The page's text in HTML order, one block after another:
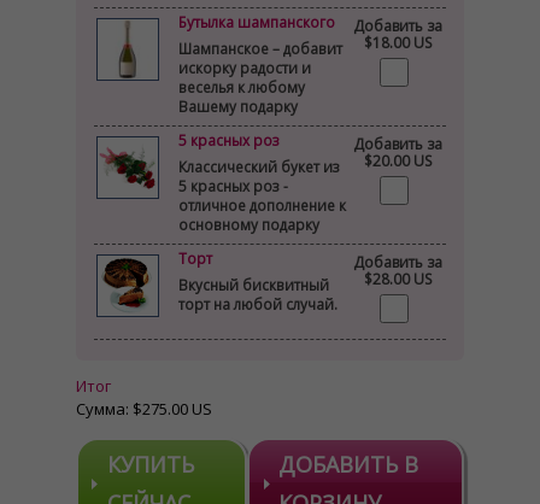
Добавить за
$18.00 US
Бутылка шампанского
Шампанское – добавит
искорку радости и
веселья к любому
Вашему подарку
Добавить за
$20.00 US
5 красных роз
Классический букет из
5 красных роз -
отличное дополнение к
основному подарку
Добавить за
$28.00 US
Торт
Вкусный бисквитный
торт на любой случай.
Итог
Сумма: $275.00 US
КУПИТЬ
ДОБАВИТЬ В